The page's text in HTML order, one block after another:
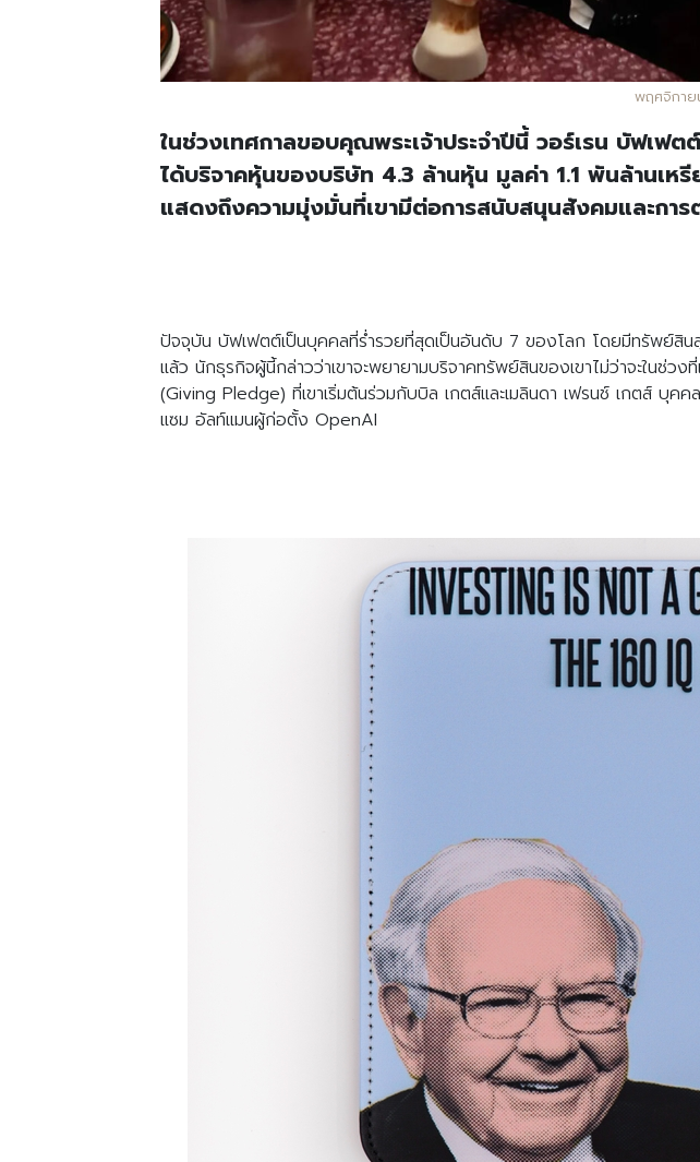
พฤศจิกา
ในช่วงเทศกาลขอบคุณพระเจ้าประจำปีนี้ วอร์เรน บัฟเ
ได้บริจาคหุ้นของบริษัท 4.3 ล้านหุ้น มูลค่า 1.1 พันล้านเ
แสดงถึงความมุ่งมั่นที่เขามีต่อการสนับสนุนสังคมและกา
ปัจจุบัน บัฟเฟตต์เป็นบุคคลที่ร่ำรวยที่สุดเป็นอันดับ 7 ของโลก โดยมีทรัพย์สิน
แล้ว นักธุรกิจผู้นี้กล่าวว่าเขาจะพยายามบริจาคทรัพย์สินของเขาไม่ว่าจะในช่ว
(Giving Pledge) ที่เขาเริ่มต้นร่วมกับบิล เกตส์และเมลินดา เฟรนช์ เกตส์ บุ
แซม อัลท์แมนผู้ก่อตั้ง OpenAI